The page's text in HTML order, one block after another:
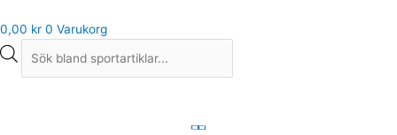
0,00 kr 0 Varukorg